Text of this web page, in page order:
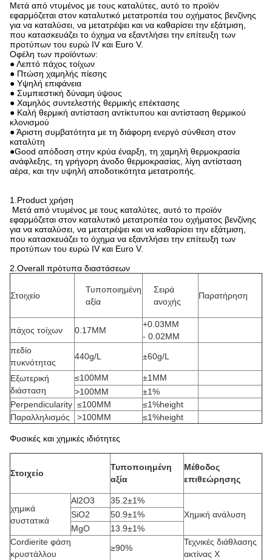
Μετά από ντυμένος με τους καταλύτες, αυτό το προϊόν
εφαρμόζεται στον καταλυτικό μετατροπέα του οχήματος βενζίνης
για να καταλύσει, να μετατρέψει και να καθαρίσει την εξάτμιση,
που κατασκευάζει το όχημα να εξαντλήσει την επίτευξη των
προτύπων του ευρώ IV και Euro V.
Οφέλη των προϊόντων:
● Λεπτό πάχος τοίχων
● Πτώση χαμηλής πίεσης
● Υψηλή επιφάνεια
● Συμπιεστική δύναμη ύψους
● Χαμηλός συντελεστής θερμικής επέκτασης
● Καλή θερμική αντίσταση αντίκτυπου και αντίσταση θερμικού
κλονισμού
● Άριστη συμβατότητα με τη διάφορη ενεργό σύνθεση στον
καταλύτη
●Good απόδοση στην κρύα έναρξη, τη χαμηλή θερμοκρασία
ανάφλεξης, τη γρήγορη άνοδο θερμοκρασίας, λίγη αντίσταση
αέρα, και την υψηλή αποδοτικότητα μετατροπής.
1.Product χρήση
Μετά από ντυμένος με τους καταλύτες, αυτό το προϊόν
εφαρμόζεται στον καταλυτικό μετατροπέα του οχήματος βενζίνης
για να καταλύσει, να μετατρέψει και να καθαρίσει την εξάτμιση,
που κατασκευάζει το όχημα να εξαντλήσει την επίτευξη των
προτύπων του ευρώ IV και Euro V.
2.Overall πρότυπα διαστάσεων
Στοιχείο
Τυποποιημένη
αξία
Σειρά
ανοχής
Παρατήρηση
πάχος τοίχων 0.17MM
+0.03MM
- 0.02MM
πεδίο
πυκνότητας
440g/L ±60g/L
Εξωτερική
διάσταση
≤100MM
±1MM
>100MM
±1%
Perpendicularity ≤100MM
≤1%height
Παραλληλισμός
>100MM ≤1%height
Φυσικές και χημικές ιδιότητες
Στοιχείο
Τυποποιημένη
αξία
Μέθοδος
επιθεώρησης
χημικά
συστατικά
Al2O3
35.2±1%
Χημική ανάλυση
SiO2
50.9±1%
MgO
13.9±1%
Cordierite φάση
κρυστάλλου
≥90%
Τεχνικές διάθλασης
ακτίνας X